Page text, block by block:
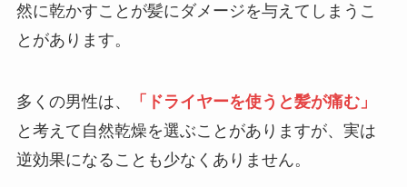
然に乾かすことが髪にダメージを与えてしまうこ
とがあります。
多くの男性は、
「ドライヤーを使うと髪が痛む」
と考えて自然乾燥を選ぶことがありますが、実は
逆効果になることも少なくありません。